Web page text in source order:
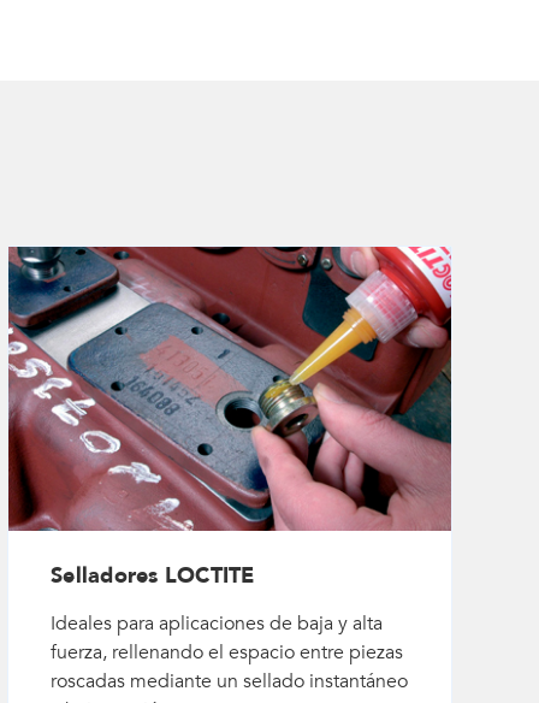
Selladores LOCTITE
Ideales para aplicaciones de baja y alta
fuerza, rellenando el espacio entre piezas
roscadas mediante un sellado instantáneo